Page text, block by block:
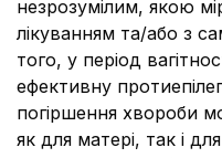
незрозумілим, якою
лікуванням та/або з
того, у період
ефективну
погіршення хвороби
як для матері, так і